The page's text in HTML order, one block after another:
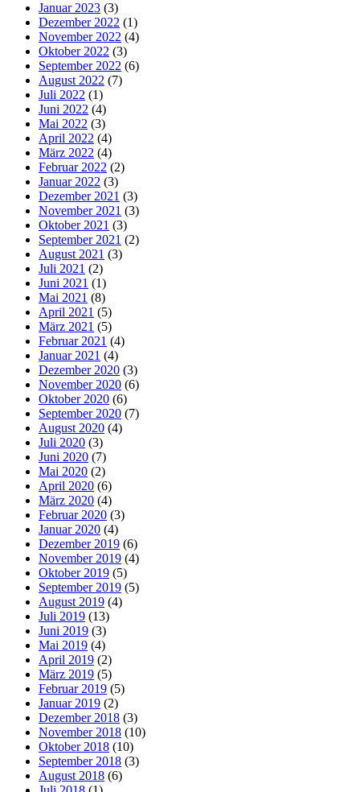
Januar 2023 (3)
Dezember 2022 (1)
November 2022 (4)
Oktober 2022 (3)
September 2022 (6)
August 2022 (7)
Juli 2022 (1)
Juni 2022 (4)
Mai 2022 (3)
April 2022 (4)
März 2022 (4)
Februar 2022 (2)
Januar 2022 (3)
Dezember 2021 (3)
November 2021 (3)
Oktober 2021 (3)
September 2021 (2)
August 2021 (3)
Juli 2021 (2)
Juni 2021 (1)
Mai 2021 (8)
April 2021 (5)
März 2021 (5)
Februar 2021 (4)
Januar 2021 (4)
Dezember 2020 (3)
November 2020 (6)
Oktober 2020 (6)
September 2020 (7)
August 2020 (4)
Juli 2020 (3)
Juni 2020 (7)
Mai 2020 (2)
April 2020 (6)
März 2020 (4)
Februar 2020 (3)
Januar 2020 (4)
Dezember 2019 (6)
November 2019 (4)
Oktober 2019 (5)
September 2019 (5)
August 2019 (4)
Juli 2019 (13)
Juni 2019 (3)
Mai 2019 (4)
April 2019 (2)
März 2019 (5)
Februar 2019 (5)
Januar 2019 (2)
Dezember 2018 (3)
November 2018 (10)
Oktober 2018 (10)
September 2018 (3)
August 2018 (6)